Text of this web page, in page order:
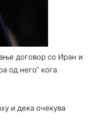
договор со Иран и
од него“ кога
и дека очекува